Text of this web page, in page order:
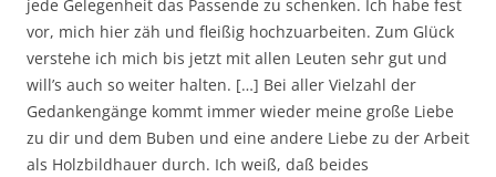
jede Gelegenheit das Passende zu schenken. Ich habe fest
vor, mich hier zäh und fleißig hochzuarbeiten. Zum Glück
verstehe ich mich bis jetzt mit allen Leuten sehr gut und
will’s auch so weiter halten. […] Bei aller Vielzahl der
Gedankengänge kommt immer wieder meine große Liebe
zu dir und dem Buben und eine andere Liebe zu der Arbeit
als Holzbildhauer durch. Ich weiß, daß beides